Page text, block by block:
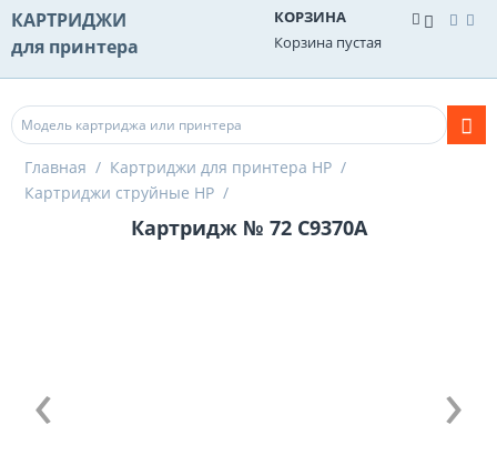
КАРТРИДЖИ
для принтера
КОРЗИНА
Корзина пустая
Главная / Картриджи для принтера HP /
Картриджи струйные HP /
Картридж № 72 C9370A